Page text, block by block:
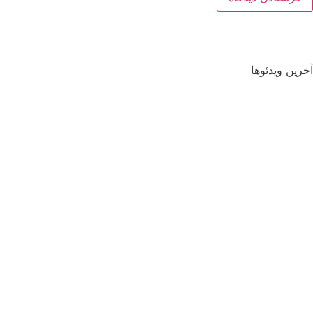
آخرین ویدئوها